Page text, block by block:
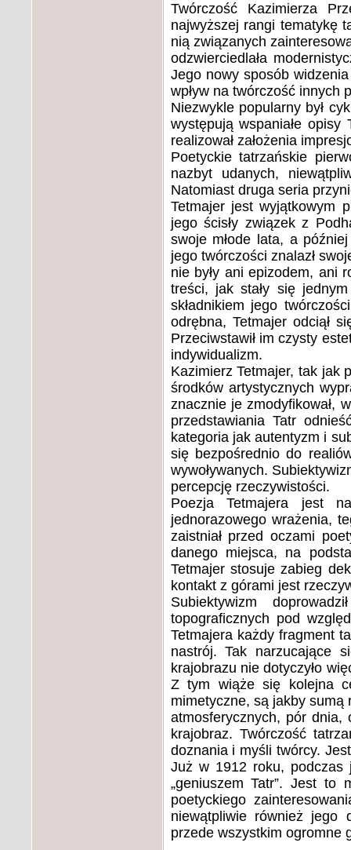
Twórczość Kazimierza
najwyższej rangi tematykę
nią związanych
odzwierciedlała
Jego nowy sposób
wpływ na twórczość innych
Niezwykle popularny był
występują wspaniałe
realizował założenia
Poetyckie tatrzańskie
nazbyt udanych,
Natomiast druga seria
Tetmajer jest wyjątkowym
jego ścisły związek z
swoje młode lata, a
jego twórczości znalazł
nie były ani epizodem, ani
treści, jak stały się
składnikiem jego
odrębna, Tetmajer odciął
Przeciwstawił im czysty
indywidualizm.
Kazimierz Tetmajer, tak jak
środków artystycznych
znacznie je zmodyfikował,
przedstawiania Tatr
kategoria jak autentyzm i
się bezpośrednio do
wywoływanych.
percepcję rzeczywistości.
Poezja Tetmajera jest
jednorazowego wrażenia,
zaistniał przed oczami
danego miejsca, na
Tetmajer stosuje zabieg
kontakt z górami jest
Subiektywizm
topograficznych pod
Tetmajera każdy fragment
nastrój. Tak narzucające
krajobrazu nie dotyczyło
Z tym wiąże się kolejna
mimetyczne, są jakby sumą
atmosferycznych, pór dnia,
krajobraz. Twórczość
doznania i myśli twórcy.
Już w 1912 roku, podczas
„geniuszem Tatr”. Jest to
poetyckiego
niewątpliwie również jego
przede wszystkim ogromne